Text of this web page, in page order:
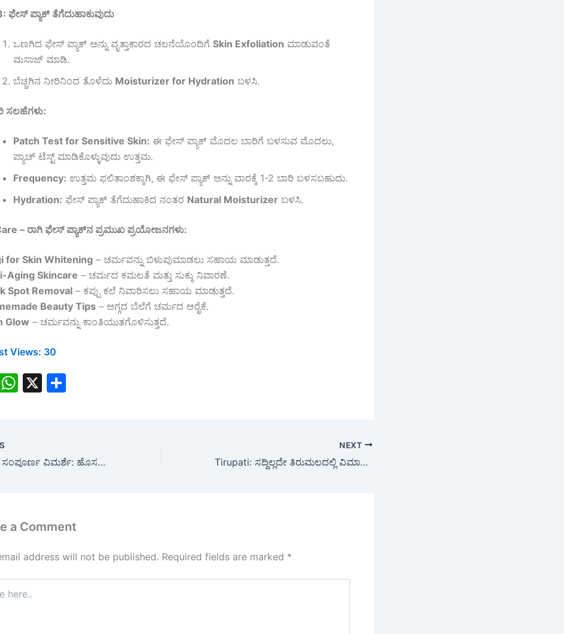
ಫೇಸ್ ಪ್ಯಾಕ್ ತೆಗೆದುಹಾಕುವುದು
ಒಣಗಿದ ಫೇಸ್ ಪ್ಯಾಕ್ ಅನ್ನು ವೃತ್ತಾಕಾರದ ಚಲನೆಯೊಂದಿಗೆ Skin Exfoliation ಮಾಡುವಂತೆ
ಮಸಾಜ್ ಮಾಡಿ.
ಬೆಚ್ಚಗಿನ ನೀರಿನಿಂದ ತೊಳೆದು Moisturizer for Hydration ಬಳಸಿ.
ಸಲಹೆಗಳು:
Patch Test for Sensitive Skin: ಈ ಫೇಸ್ ಪ್ಯಾಕ್ ಮೊದಲ ಬಾರಿಗೆ ಬಳಸುವ ಮೊದಲು,
ಪ್ಯಾಚ್ ಟೆಸ್ಟ್ ಮಾಡಿಕೊಳ್ಳುವುದು ಉತ್ತಮ.
Frequency: ಉತ್ತಮ ಫಲಿತಾಂಶಕ್ಕಾಗಿ, ಈ ಫೇಸ್ ಪ್ಯಾಕ್ ಅನ್ನು ವಾರಕ್ಕೆ 1-2 ಬಾರಿ ಬಳಸಬಹುದು.
Hydration: ಫೇಸ್ ಪ್ಯಾಕ್ ತೆಗೆದುಹಾಕಿದ ನಂತರ Natural Moisturizer ಬಳಸಿ.
– ರಾಗಿ ಫೇಸ್ ಪ್ಯಾಕ್‌ನ ಪ್ರಮುಖ ಪ್ರಯೋಜನಗಳು:
for Skin Whitening – ಚರ್ಮವನ್ನು ಬಿಳುಪುಮಾಡಲು ಸಹಾಯ ಮಾಡುತ್ತದೆ.
Aging Skincare – ಚರ್ಮದ ಕಮಲತೆ ಮತ್ತು ಸುಕ್ಕು ನಿವಾರಣೆ.
Spot Removal – ಕಪ್ಪು ಕಲೆ ನಿವಾರಿಸಲು ಸಹಾಯ ಮಾಡುತ್ತದೆ.
Beauty Tips – ಅಗ್ಗದ ಬೆಲೆಗೆ ಚರ್ಮದ ಆರೈಕೆ.
Glow – ಚರ್ಮವನ್ನು ಕಾಂತಿಯುತಗೊಳಿಸುತ್ತದೆ.
Views: 30
W
A
X
iPhone 16e ಸಂಪೂರ್ಣ ವಿಮರ್ಶೆ: ಹೊಸ ಎಂಟ್ರಿ-ಲೆವೆಲ್ ಐಫೋನ್ ಖರೀದಿಸಬಹುದೇ?
NEXT
Tirupati: ಸದ್ದಿಲ್ಲದೇ ತಿರುಮಲದಲ್ಲಿ ವಿಮಾನ ಹಾರಾಟಕ್ಕೆ ತಿಮ್ಮಪ್ಪನ ಭಕ್ತರು ಕೆಂಡಾಮಂಡಲ ….!
a Comment
address will not be published. Required fields are marked *